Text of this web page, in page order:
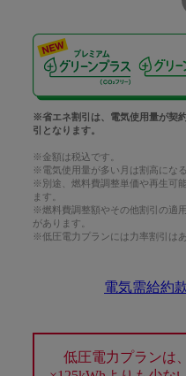
※省エネ割引は、電気使用量が契
引となります。
※金額は税込です。
※電気使用量が多い月は割高にな
※別途、燃料費調整単価や再生可
ます。
※燃料費調整額やその他割引の適
があります。
※低圧電力プランには力率割引はあ
電気需給約
低圧電力プランは